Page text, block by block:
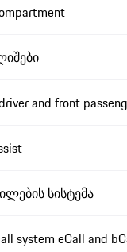
and front
სისტემა
system eCall and